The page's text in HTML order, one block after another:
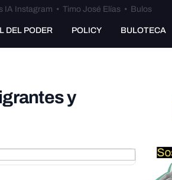
IA Instagram • Timo José Elías• Bulos
DEL PODER POLICY BULOTECA
y